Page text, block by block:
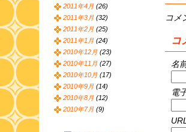
コメ
コ
名
電
URL
2011年4月 (26)
2011年3月 (32)
2011年2月 (25)
2011年1月 (24)
2010年12月 (23)
2010年11月 (27)
2010年10月 (17)
2010年9月 (14)
2010年8月 (12)
2010年7月 (9)